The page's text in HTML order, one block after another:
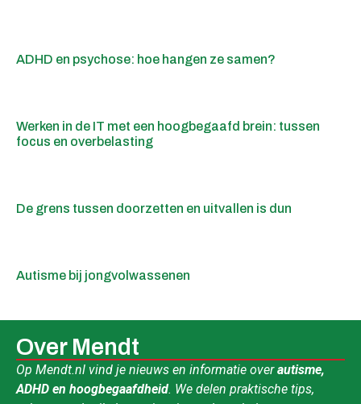
ADHD en psychose: hoe hangen ze samen?
Werken in de IT met een hoogbegaafd brein: tussen
focus en overbelasting
De grens tussen doorzetten en uitvallen is dun
Autisme bij jongvolwassenen
Over Mendt
Op Mendt.nl vind je nieuws en informatie overautisme,
ADHD en hoogbegaafdheid. We delen praktische tips,